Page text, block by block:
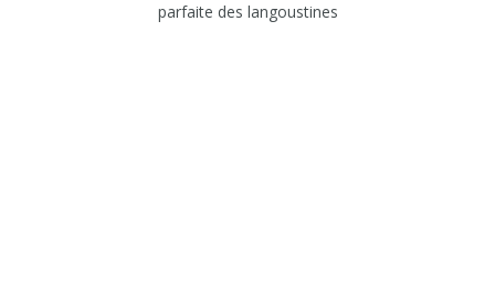
parfaite des langoustines